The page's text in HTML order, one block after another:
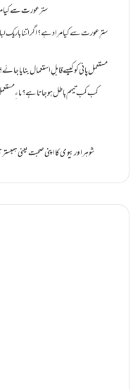
ستر عورت سے کیا
سترِ عورت سے کیا مراد ہے؟اگر اتنا باریک
مستعمل پانی کو کیسے قابلِ استعمال بنایا
کب کب تیمم باطل ہو جاتا ہے؟ ماءِ
شوہر اور بیوی کا اپنی صحبت یعنی